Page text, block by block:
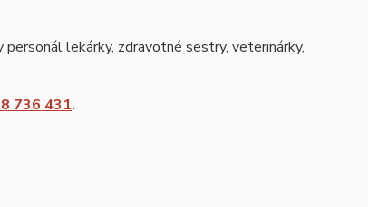
personál lekárky, zdravotné sestry, veterinárky,
736 431.